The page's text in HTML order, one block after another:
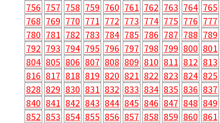
756 757 758 759 760 761 762 763 764 765
768 769 770 771 772 773 774 775 776 777
780 781 782 783 784 785 786 787 788 789
792 793 794 795 796 797 798 799 800 801
804 805 806 807 808 809 810 811 812 813
816 817 818 819 820 821 822 823 824 825
828 829 830 831 832 833 834 835 836 837
840 841 842 843 844 845 846 847 848 849
852 853 854 855 856 857 858 859 860 861